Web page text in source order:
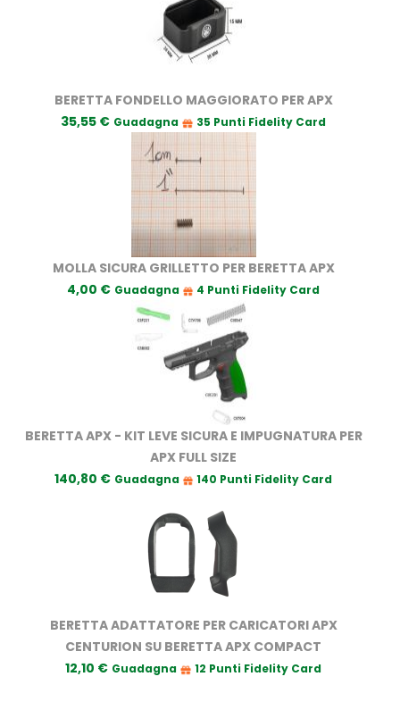
BERETTA FONDELLO MAGGIORATO PER APX
35,55 € Guadagna 35 Punti Fidelity Card
MOLLA SICURA GRILLETTO PER BERETTA APX
4,00 € Guadagna 4 Punti Fidelity Card
BERETTA APX - KIT LEVE SICURA E IMPUGNATURA PER
APX FULL SIZE
140,80 € Guadagna 140 Punti Fidelity Card
BERETTA ADATTATORE PER CARICATORI APX
CENTURION SU BERETTA APX COMPACT
12,10 € Guadagna 12 Punti Fidelity Card